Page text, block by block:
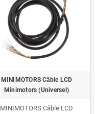
MINIMOTORS Câble LCD
Minimotors (Universel)
MINIMOTORS Câble LCD